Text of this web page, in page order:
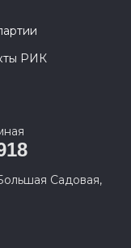
РИК
Садовая,